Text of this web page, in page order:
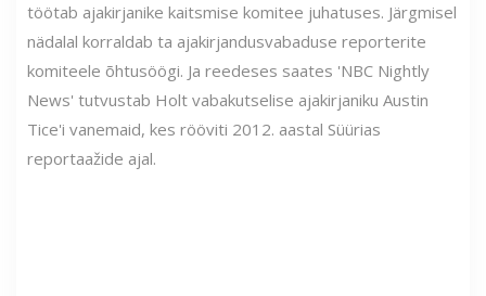
töötab ajakirjanike kaitsmise komitee juhatuses. Järgmisel
nädalal korraldab ta ajakirjandusvabaduse reporterite
komiteele õhtusöögi. Ja reedeses saates 'NBC Nightly
News' tutvustab Holt vabakutselise ajakirjaniku Austin
Tice'i vanemaid, kes rööviti 2012. aastal Süürias
reportaažide ajal.